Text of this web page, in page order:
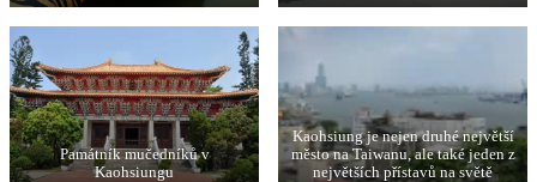
Památník mučedníků v
Kaohsiungu
Kaohsiung je nejen druhé největší
město na Taiwanu, ale také jeden z
největších přístavů na světě